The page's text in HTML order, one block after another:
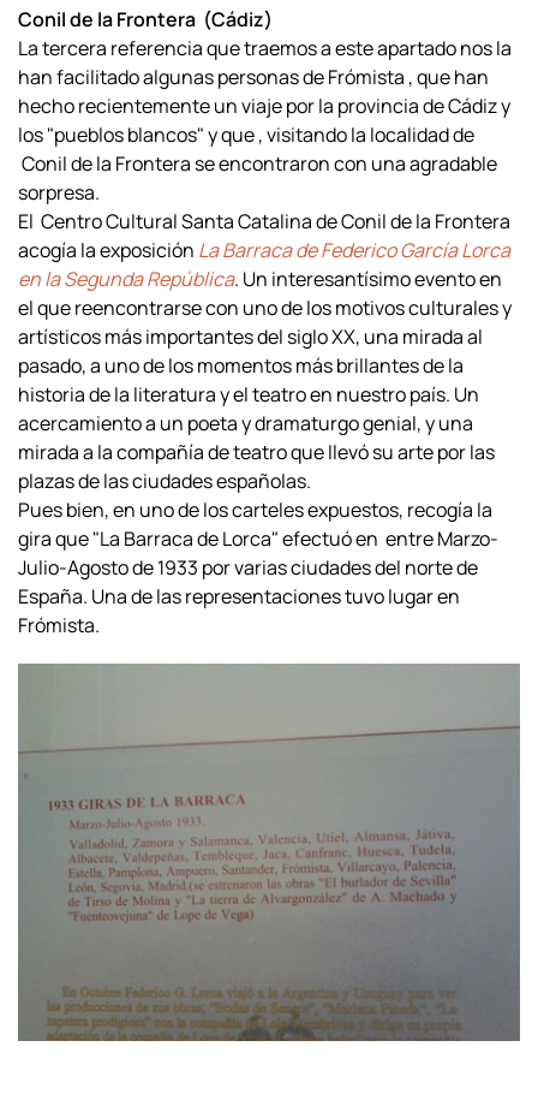
Conil de la Frontera (Cádiz)
La tercera referencia que traemos a este apartado nos la
han facilitado algunas personas de Frómista , que han
hecho recientemente un viaje por la provincia de Cádiz y
los "pueblos blancos" y que , visitando la localidad de
Conil de la Frontera se encontraron con una agradable
sorpresa.
El Centro Cultural Santa Catalina de Conil de la Frontera
acogía la exposición La Barraca de Federico García Lorca
en la Segunda República. Un interesantísimo evento en
el que reencontrarse con uno de los motivos culturales y
artísticos más importantes del siglo XX, una mirada al
pasado, a uno de los momentos más brillantes de la
historia de la literatura y el teatro en nuestro país. Un
acercamiento a un poeta y dramaturgo genial, y una
mirada a la compañía de teatro que llevó su arte por las
plazas de las ciudades españolas.
Pues bien, en uno de los carteles expuestos, recogía la
gira que "La Barraca de Lorca" efectuó en entre Marzo-
Julio-Agosto de 1933 por varias ciudades del norte de
España. Una de las representaciones tuvo lugar en
Frómista.